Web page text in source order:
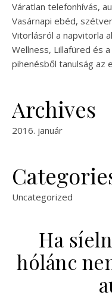
Váratlan telefonhívás,
Vasárnapi ebéd,
Vitorlásról a napvitorla
Wellness, Lillafüred és
pihenésből tanulság az
Archives
2016. január
Uncategorized
Ha
hólánc